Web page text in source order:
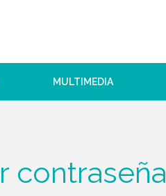
MULTIMEDIA
contraseña